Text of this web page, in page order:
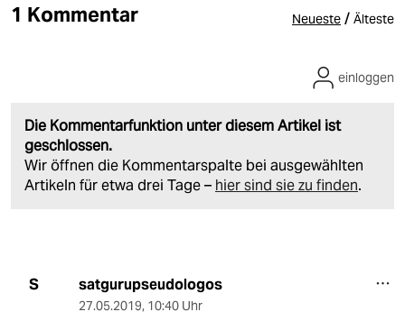
1 Kommentar Neueste / Älteste
Die Kommentarfunktion unter diesem Artikel ist
geschlossen.
Wir öffnen die Kommentarspalte bei ausgewählten
Artikeln für etwa drei Tage – hier sind sie zu finden.
einloggen
S satgurupseudologos
27.05.2019, 10:40 Uhr